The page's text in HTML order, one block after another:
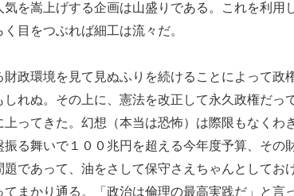
を嵩上げする企画は山盛りである。これを利用
目をつぶれば細工は流々だ。
政環境を見て見ぬふりを続けることによって政
れぬ。その上に、憲法を改正して永久政権だっ
ってきた。幻想（本当は恐怖）は際限もなくわ
る舞いで１００兆円を超える今年度予算、その
であって、油をさして保守さえちゃんとしてお
まかり通る。「政治は倫理の最高実践だ」と言